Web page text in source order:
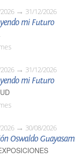
31/12/2026
mi Futuro
31/12/2026
mi Futuro
30/08/2026
Oswaldo